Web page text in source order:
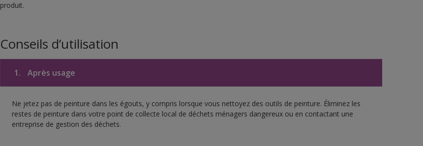
produit.
Conseils d’utilisation
1. Après usage
Ne jetez pas de peinture dans les égouts, y compris lorsque vous nettoyez des outils de peinture. Éliminez les
restes de peinture dans votre point de collecte local de déchets ménagers dangereux ou en contactant une
entreprise de gestion des déchets.